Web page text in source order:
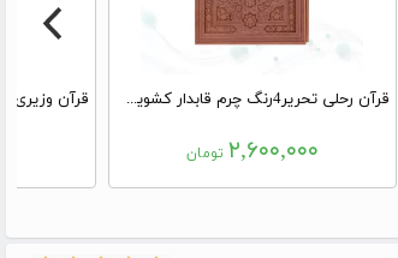
قرآن رحلی تحریر4رنگ چرم قابدار کشویی برشی با پلاک وسط
۲,۶۰۰,۰۰۰ تومان